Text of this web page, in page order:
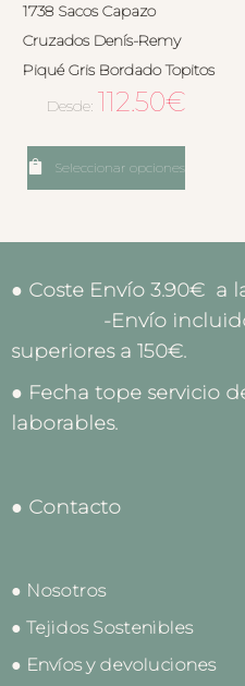
1738 Sacos Capazo
Cruzados Denís-Remy
Piqué Gris Bordado Topitos
Desde: 112.50€
Seleccionar opciones
● Coste Envío
-Envío incluido
superiores a 150€.
● Fecha tope servicio
laborables.
● Contacto
● Nosotros
● Tejidos Sostenibles
● Envíos y devoluciones